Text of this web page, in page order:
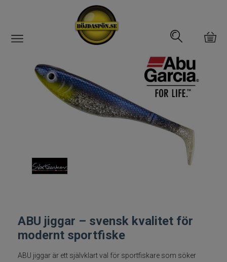
Gäddfemman
Abborrfemman
Fiskedrag
ABU jiggar – svensk kvalitet för
modernt sportfiske
ABU jiggar är ett självklart val för sportfiskare som söker